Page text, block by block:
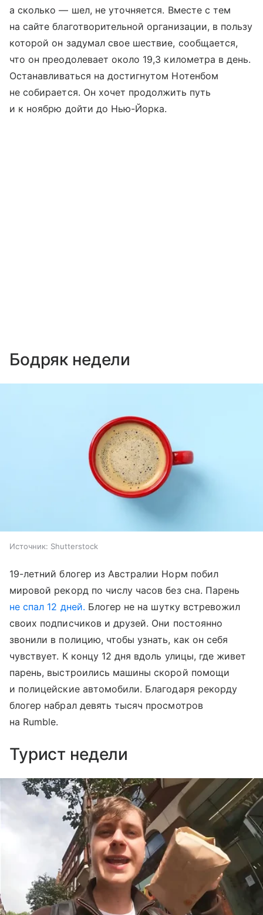
а сколько — шел, не уточняется. Вместе с тем
на сайте благотворительной организации, в пользу
которой он задумал свое шествие, сообщается,
что он преодолевает около 19,3 километра в день.
Останавливаться на достигнутом Нотенбом
не собирается. Он хочет продолжить путь
и к ноябрю дойти до Нью-Йорка.
Бодряк недели
Источник: Shutterstock
19-летний блогер из Австралии Норм побил
мировой рекорд по числу часов без сна. Парень
не спал 12 дней. Блогер не на шутку встревожил
своих подписчиков и друзей. Они постоянно
звонили в полицию, чтобы узнать, как он себя
чувствует. К концу 12 дня вдоль улицы, где живет
парень, выстроились машины скорой помощи
и полицейские автомобили. Благодаря рекорду
блогер набрал девять тысяч просмотров
на Rumble.
Турист недели